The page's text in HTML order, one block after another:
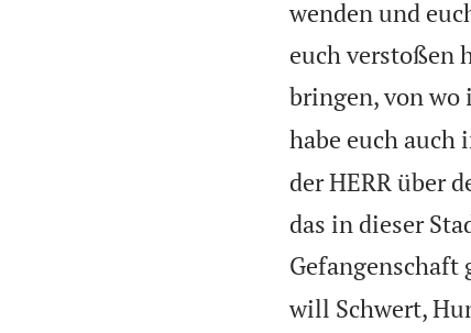
wenden und
euch verstoßen
bringen, von wo
habe euch auch
der HERR über
das in dieser
Gefangenschaft
will Schwert,